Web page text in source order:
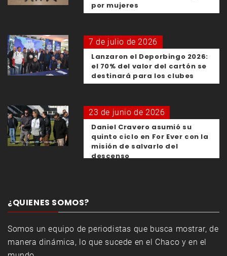
por mujeres
7 de julio de 2026
Lanzaron el Deporbingo 2026:
el 70% del valor del cartón se
destinará para los clubes
23 de junio de 2026
Daniel Cravero asumió su
quinto ciclo en For Ever con la
misión de salvarlo del
descenso
¿QUIENES SOMOS?
Somos un equipo de periodistas que busca mostrar, de
manera dinámica, lo que sucede en el Chaco y en el